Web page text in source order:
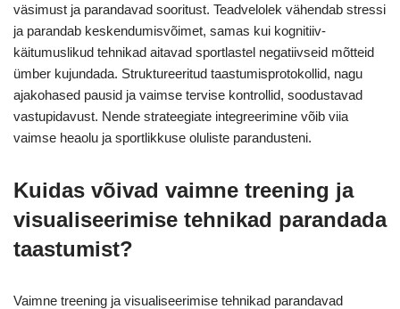
väsimust ja parandavad sooritust. Teadvelolek vähendab stressi
ja parandab keskendumisvõimet, samas kui kognitiiv-
käitumuslikud tehnikad aitavad sportlastel negatiivseid mõtteid
ümber kujundada. Struktureeritud taastumisprotokollid, nagu
ajakohased pausid ja vaimse tervise kontrollid, soodustavad
vastupidavust. Nende strateegiate integreerimine võib viia
vaimse heaolu ja sportlikkuse oluliste parandusteni.
Kuidas võivad vaimne treening ja
visualiseerimise tehnikad parandada
taastumist?
Vaimne treening ja visualiseerimise tehnikad parandavad